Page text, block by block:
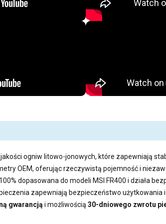
ogniw litowo-jonowych, które zapewniają
OEM, oferując rzeczywistą pojemność i
dopasowana do modeli MSI FR400 i działa
zapewniają bezpieczeństwo użytkowania i
gwarancją i możliwością 30-dniowego zwrotu